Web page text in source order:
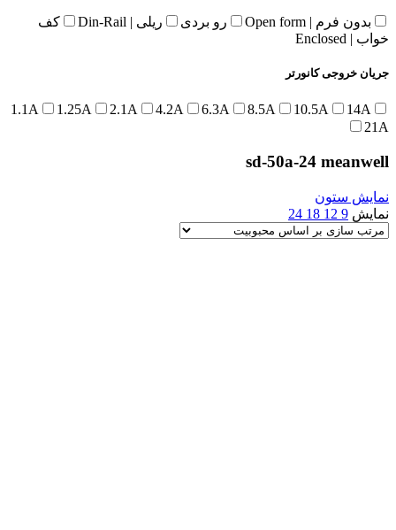
بدون فرم | Open form رو بردی ریلی | Din-Rail
کف
خواب | Enclosed
جریان خروجی کانورتر
1.1A 1.25A 2.1A 4.2A 6.3A 8.5A 10.5A
14A
21A
sd-50a-24 meanwell
نمایش ستون
نمایش 9
12
18
24